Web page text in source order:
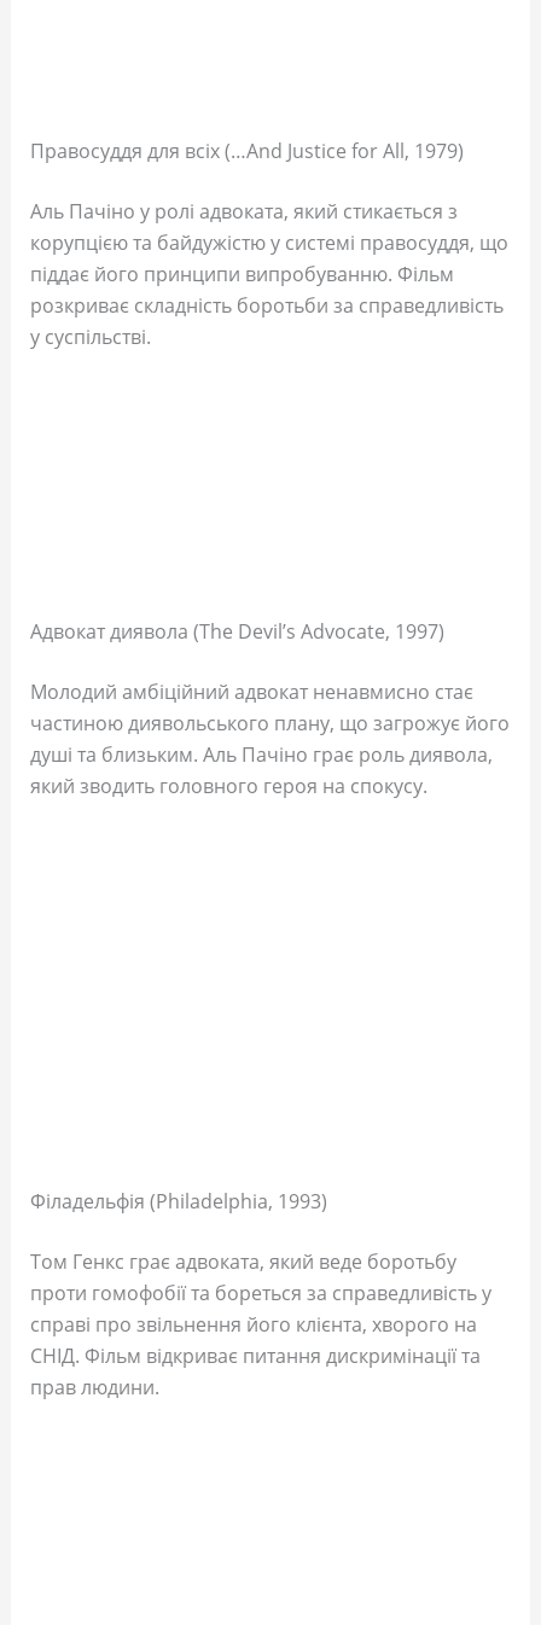
Правосуддя для всіх (…And Justice for All, 1979)
Аль Пачіно у ролі адвоката, який стикається з
корупцією та байдужістю у системі правосуддя, що
піддає його принципи випробуванню. Фільм
розкриває складність боротьби за справедливість
у суспільстві.
Адвокат диявола (The Devil’s Advocate, 1997)
Молодий амбіційний адвокат ненавмисно стає
частиною диявольського плану, що загрожує його
душі та близьким. Аль Пачіно грає роль диявола,
який зводить головного героя на спокусу.
Філадельфія (Philadelphia, 1993)
Том Генкс грає адвоката, який веде боротьбу
проти гомофобії та бореться за справедливість у
справі про звільнення його клієнта, хворого на
СНІД. Фільм відкриває питання дискримінації та
прав людини.